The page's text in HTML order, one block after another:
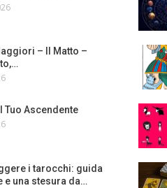
– Il Matto –
Tuo Ascendente
i tarocchi: guida
e una stesura da…